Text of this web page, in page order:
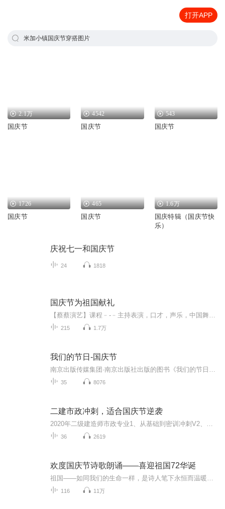
打开APP
米加小镇国庆节穿搭图片
2.1万
国庆节
4542
国庆节
543
国庆节
1726
国庆节
465
国庆节
1.6万
国庆特辑（国庆节快
乐）
庆祝七一和国庆节
24 1818
国庆节为祖国献礼
215 1.7万
我们的节日-国庆节
35 8076
二建市政冲刺，适合国庆节逆袭
36 2619
欢度国庆节诗歌朗诵——喜迎祖国72华诞
116 11万